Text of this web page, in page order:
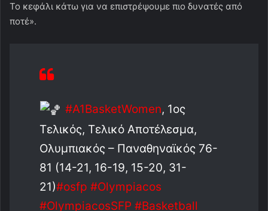
Το κεφάλι κάτω για να επιστρέψουμε πιο δυνατές από
ποτέ».
#A1BasketWomen, 1ος
Τελικός, Τελικό Αποτέλεσμα,
Ολυμπιακός – Παναθηναϊκός 76-
81 (14-21, 16-19, 15-20, 31-
21)#osfp #Olympiacos
#OlympiacosSFP #Basketball